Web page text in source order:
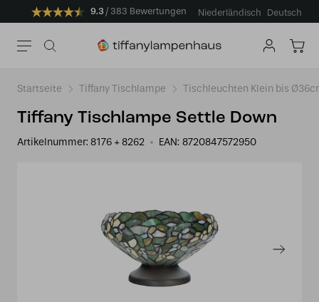
9.3 383 Bewertungen Niederländisch Deutsch
Startseite Tiffany Tischlampe Tischleuchten Klein bis
Tiffany Tischlampe Settle Down
Artikelnummer: 8176 + 8262 EAN: 8720847572950